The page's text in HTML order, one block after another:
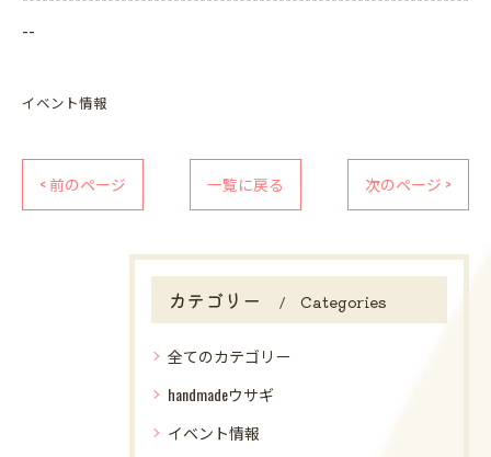
--
イベント情報
< 前のページ 一覧に戻る 次のページ >
カテゴリー Categories
全てのカテゴリー
handmadeウサギ
イベント情報